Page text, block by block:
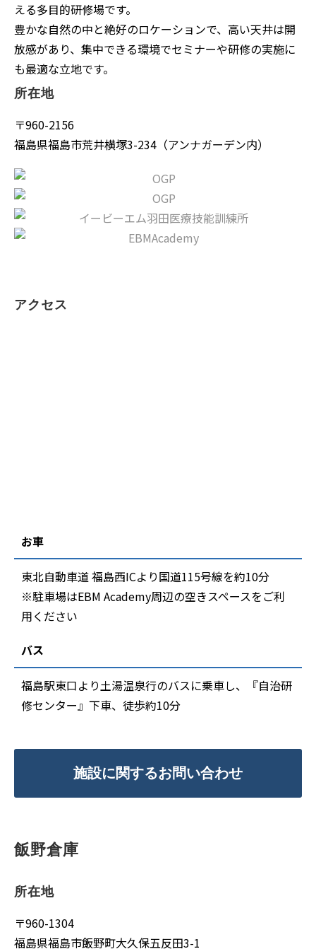
える多目的研修場です。
豊かな自然の中と絶好のロケーションで、高い天井は開
放感があり、集中できる環境でセミナーや研修の実施に
も最適な立地です。
所在地
〒960-2156
福島県福島市荒井横塚3-234（アンナガーデン内）
アクセス
お車
東北自動車道 福島西ICより国道115号線を約10分
※駐車場はEBM Academy周辺の空きスペースをご利
用ください
バス
福島駅東口より土湯温泉行のバスに乗車し、『自治研
修センター』下車、徒歩約10分
施設に関するお問い合わせ
飯野倉庫
所在地
〒960-1304
福島県福島市飯野町大久保五反田3-1